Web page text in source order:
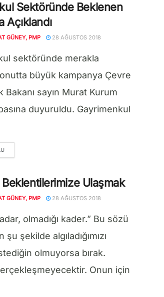
Sektöründe Beklenen
Açıklandı
GÜNEY, PMP 28 AĞUSTOS 2018
sektöründe merakla
büyük kampanya Çevre
Bakanı sayın Murat Kurum
duyuruldu. Gayrimenkul
DETAILS
Beklentilerimize Ulaşmak
GÜNEY, PMP 28 AĞUSTOS 2018
olmadığı kader.” Bu sözü
şekilde algıladığımızı
olmuyorsa bırak.
Onun için